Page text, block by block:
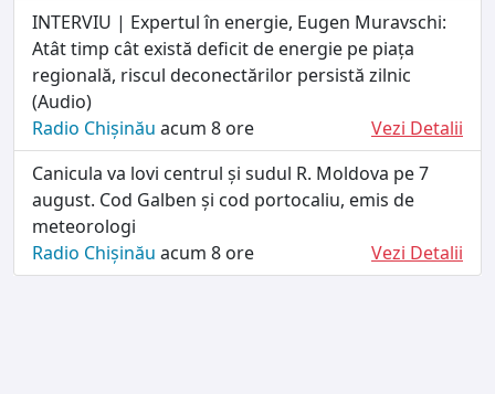
INTERVIU | Expertul în energie, Eugen Muravschi:
Atât timp cât există deficit de energie pe piața
regională, riscul deconectărilor persistă zilnic
(Audio)
Radio Chișinău acum 8 ore
Vezi Detalii
Canicula va lovi centrul și sudul R. Moldova pe 7
august. Cod Galben și cod portocaliu, emis de
meteorologi
Radio Chișinău acum 8 ore Vezi Detalii